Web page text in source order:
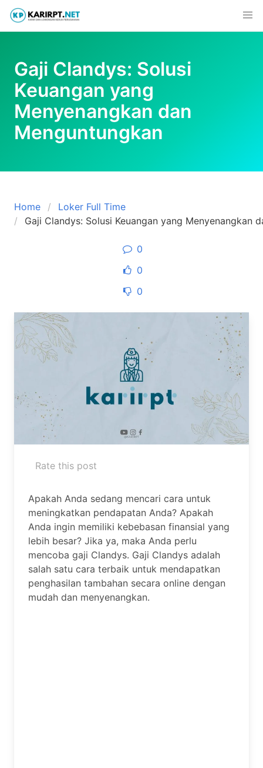
Skip
content
Gaji Clandys: Solusi
Keuangan yang
Menyenangkan dan
Menguntungkan
Home
Loker Full Time
Gaji Clandys: Solusi Keuangan yang Menyenangkan
0
0
0
Rate this post
Apakah Anda sedang mencari cara untuk
meningkatkan pendapatan Anda? Apakah
Anda ingin memiliki kebebasan finansial yang
lebih besar? Jika ya, maka Anda perlu
mencoba gaji Clandys. Gaji Clandys adalah
salah satu cara terbaik untuk mendapatkan
penghasilan tambahan secara online dengan
mudah dan menyenangkan.